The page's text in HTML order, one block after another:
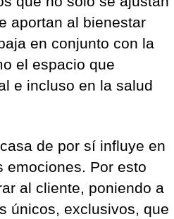
i
l
i
d
d
b
ó
t
aportan al bienestar
en conjunto con la
el espacio que
e incluso en la salud
de por sí influye en
emociones. Por esto
al cliente, poniendo a
únicos, exclusivos, que